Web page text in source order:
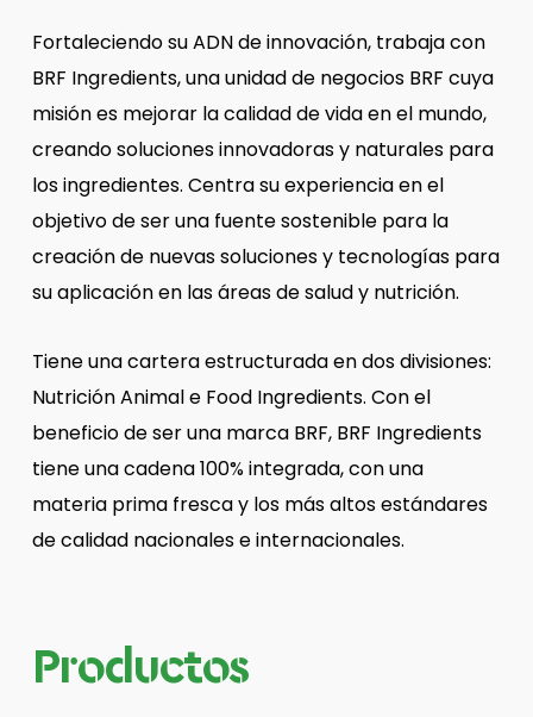
Fortaleciendo su ADN de innovación, trabaja con
BRF Ingredients, una unidad de negocios BRF cuya
misión es mejorar la calidad de vida en el mundo,
creando soluciones innovadoras y naturales para
los ingredientes. Centra su experiencia en el
objetivo de ser una fuente sostenible para la
creación de nuevas soluciones y tecnologías para
su aplicación en las áreas de salud y nutrición.
Tiene una cartera estructurada en dos divisiones:
Nutrición Animal e Food Ingredients. Con el
beneficio de ser una marca BRF, BRF Ingredients
tiene una cadena 100% integrada, con una
materia prima fresca y los más altos estándares
de calidad nacionales e internacionales.
Productos